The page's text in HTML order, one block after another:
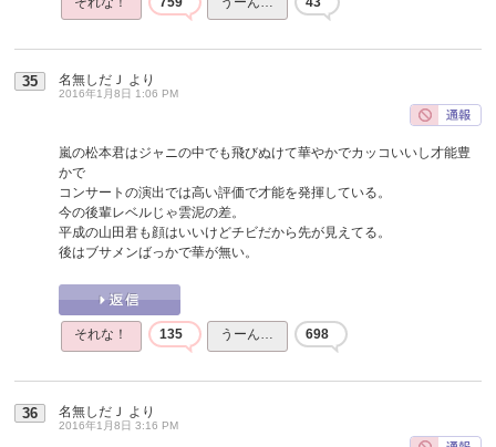
35 名無しだＪ より
2016年1月8日 1:06 PM
嵐の松本君はジャニの中でも飛びぬけて華やかでカッコいいし才能豊
かで
コンサートの演出では高い評価で才能を発揮している。
今の後輩レベルじゃ雲泥の差。
平成の山田君も顔はいいけどチビだから先が見えてる。
後はブサメンばっかで華が無い。
それな！ 135 うーん… 698
36 名無しだＪ より
2016年1月8日 3:16 PM